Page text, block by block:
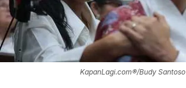
KapanLagi.com®/Budy Santoso